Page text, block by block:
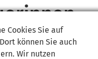
Cookies Sie auf
können Sie auch
Wir nutzen